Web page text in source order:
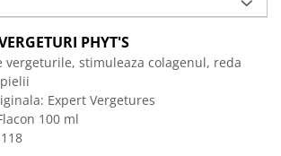
PHYT'S
vergeturile, stimuleaza colagenul, reda
Expert Vergetures
100 ml